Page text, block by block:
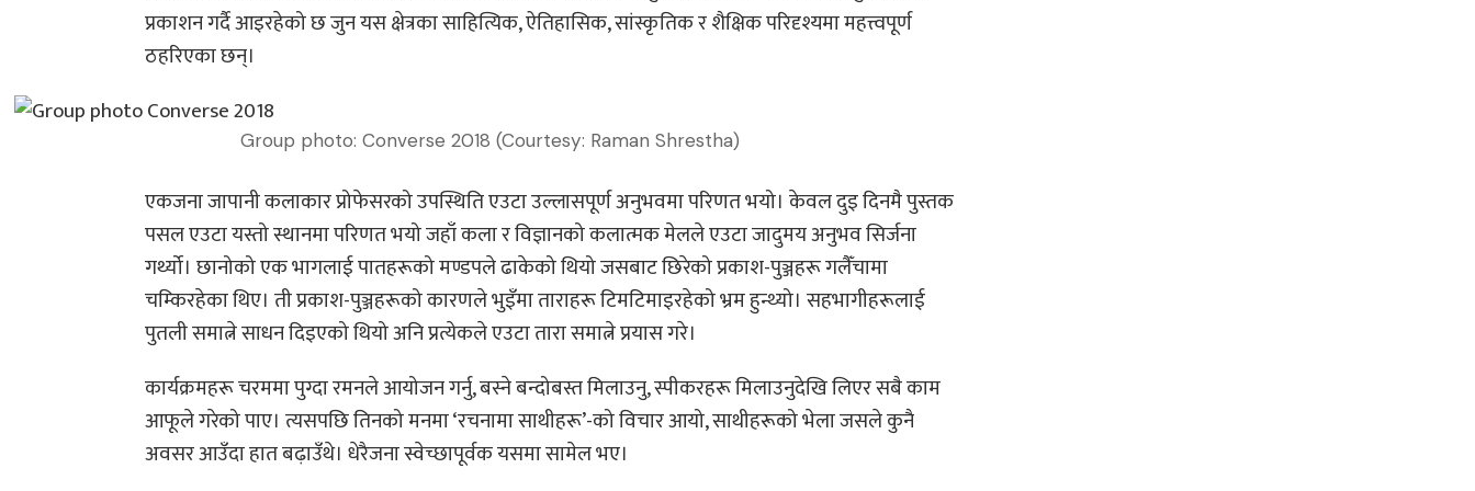
प्रकाशन गर्दै आइरहेको छ जुन यस क्षेत्रका साहित्यिक, ऐतिहासिक, सांस्कृतिक र शैक्षिक परिदृश्यमा महत्त्वपूर्ण
ठहरिएका छन्।
Group photo: Converse 2018 (Courtesy: Raman Shrestha)
एकजना जापानी कलाकार प्रोफेसरको उपस्थिति एउटा उल्लासपूर्ण अनुभवमा परिणत भयो। केवल दुइ दिनमै पुस्तक
पसल एउटा यस्तो स्थानमा परिणत भयो जहाँ कला र विज्ञानको कलात्मक मेलले एउटा जादुमय अनुभव सिर्जना
गर्थ्यो। छानोको एक भागलाई पातहरूको मण्डपले ढाकेको थियो जसबाट छिरेको प्रकाश-पुञ्जहरू गलैँचामा
चम्किरहेका थिए। ती प्रकाश-पुञ्जहरूको कारणले भुइँमा ताराहरू टिमटिमाइरहेको भ्रम हुन्थ्यो। सहभागीहरूलाई
पुतली समात्ने साधन दिइएको थियो अनि प्रत्येकले एउटा तारा समात्ने प्रयास गरे।
कार्यक्रमहरू चरममा पुग्दा रमनले आयोजन गर्नु, बस्ने बन्दोबस्त मिलाउनु, स्पीकरहरू मिलाउनुदेखि लिएर सबै काम
आफूले गरेको पाए। त्यसपछि तिनको मनमा ‘रचनामा साथीहरू’-को विचार आयो, साथीहरूको भेला जसले कुनै
अवसर आउँदा हात बढ़ाउँथे। धेरैजना स्वेच्छापूर्वक यसमा सामेल भए।